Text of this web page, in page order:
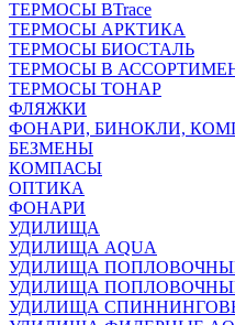
ТЕРМОСЫ BTrace
ТЕРМОСЫ АРКТИКА
ТЕРМОСЫ БИОСТАЛЬ
ТЕРМОСЫ В
ТЕРМОСЫ ТОНАР
ФЛЯЖКИ
ФОНАРИ, БИНОКЛИ,
БЕЗМЕНЫ
КОМПАСЫ
ОПТИКА
ФОНАРИ
УДИЛИЩА
УДИЛИЩА AQUA
УДИЛИЩА ПОПЛОВОЧНЫЕ
УДИЛИЩА
УДИЛИЩА